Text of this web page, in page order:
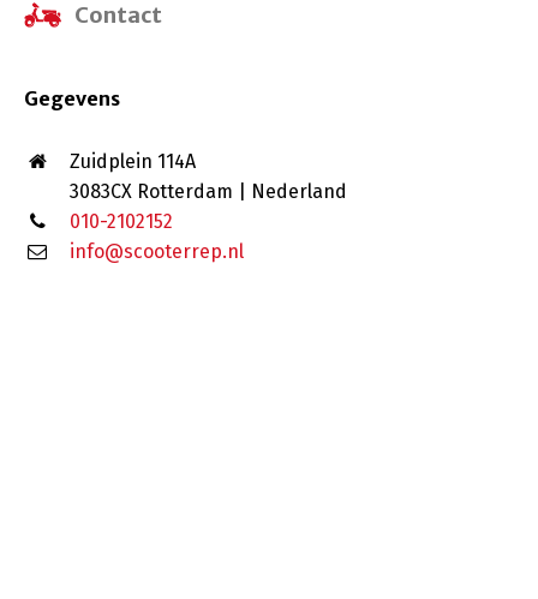
Contact
Gegevens
Zuidplein 114A
3083CX Rotterdam | Nederland
010-2102152
info@scooterrep.nl